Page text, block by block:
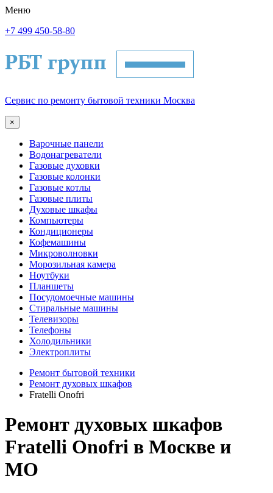
Меню
+7 499 450-58-80
Сервис по ремонту бытовой техники Москва
×
Варочные панели
Водонагреватели
Газовые духовки
Газовые колонки
Газовые котлы
Газовые плиты
Духовые шкафы
Компьютеры
Кондиционеры
Кофемашины
Микроволновки
Морозильная камера
Ноутбуки
Планшеты
Посудомоечные машины
Стиральные машины
Телевизоры
Телефоны
Холодильники
Электроплиты
Ремонт бытовой техники
Ремонт духовых шкафов
Fratelli Onofri
Ремонт духовых шкафов
Fratelli Onofri в Москве и
МО